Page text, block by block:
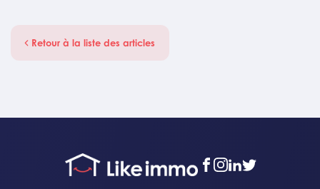
Retour à la liste des articles
facebook
instagram
linkedin
twitter